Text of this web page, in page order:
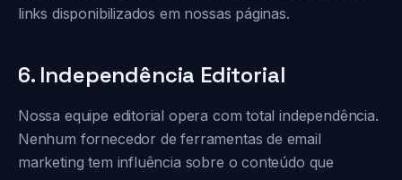
links disponibilizados em nossas páginas.
6. Independência Editorial
Nossa equipe editorial opera com total independência.
Nenhum fornecedor de ferramentas de email
marketing tem influência sobre o conteúdo que